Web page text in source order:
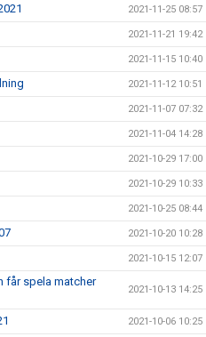
2021-11-25 08:57
2021-11-21 19:42
2021-11-15 10:40
2021-11-12 10:51
2021-11-07 07:32
2021-11-04 14:28
2021-10-29 17:00
2021-10-29 10:33
2021-10-25 08:44
2021-10-20 10:28
2021-10-15 12:07
får spela matcher
2021-10-13 14:25
2021-10-06 10:25